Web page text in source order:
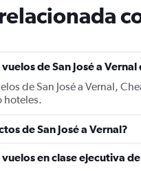
de San José a
de San José a Vernal,
hoteles.
de San José a Vernal?
en clase ejecutiva de